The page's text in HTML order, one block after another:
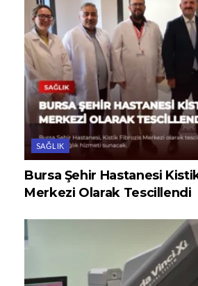
SAĞLIK
Bursa Şehir Hastanesi
Merkezi Olarak Tescillendi